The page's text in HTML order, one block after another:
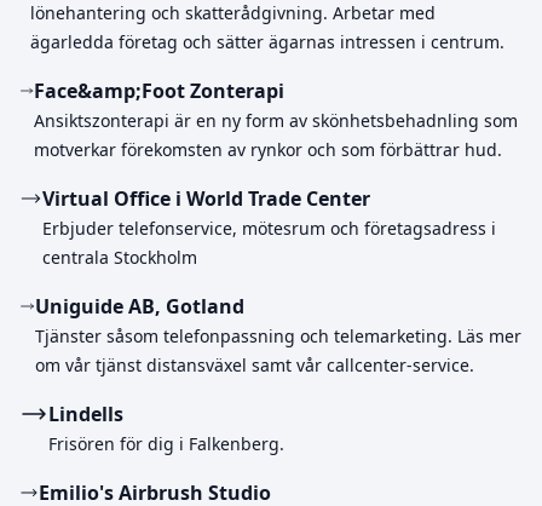
lönehantering och skatterådgivning. Arbetar med
ägarledda företag och sätter ägarnas intressen i centrum.
Face&amp;Foot Zonterapi
Ansiktszonterapi är en ny form av skönhetsbehadnling som
motverkar förekomsten av rynkor och som förbättrar hud.
Virtual Office i World Trade Center
Erbjuder telefonservice, mötesrum och företagsadress i
centrala Stockholm
Uniguide AB, Gotland
Tjänster såsom telefonpassning och telemarketing. Läs mer
om vår tjänst distansväxel samt vår callcenter-service.
Lindells
Frisören för dig i Falkenberg.
Emilio's Airbrush Studio